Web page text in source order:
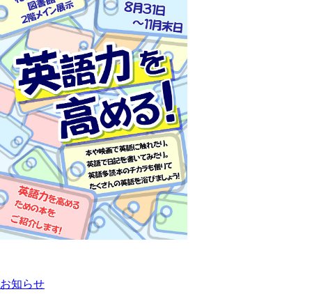
お知らせ